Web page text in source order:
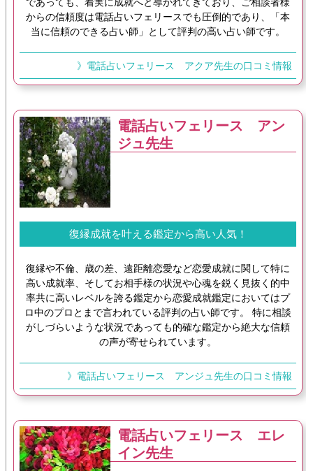
からの信頼度は電話占いフェリースでも圧倒的であり、「本
当に信頼のできる占い師」として評判の高い占い師です。
》電話占いフェリース アクア先生の口コミ情報
電話占いフェリース アン
ジュ先生
復縁成就を叶える鑑定から高い人気！
復縁や不倫、歳の差、遠距離恋愛など恋愛成就に関して特に
高い成就率、そしてお相手様の状況や心魂を鋭く見抜く的中
率共に高いレベルを誇る鑑定から恋愛成就鑑定においてはプ
ロ中のプロとまで言われている評判の占い師です。 特に相談
がしづらいような状況であっても的確な鑑定から絶大な信頼
の声が寄せられています。
》電話占いフェリース アンジュ先生の口コミ情報
電話占いフェリース エレ
イン先生